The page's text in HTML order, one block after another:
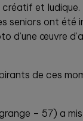
créatif et
seniors ont été
d’une œuvre
de ces
– 57) a